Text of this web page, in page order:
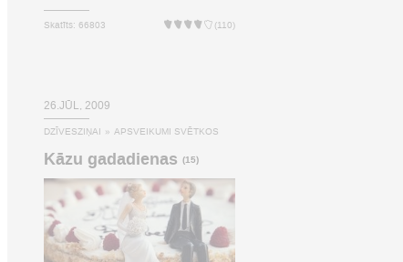
Skatīts: 66803 (110)
26.JŪL, 2009
DZĪVESZIŅAI » APSVEIKUMI SVĒTKOS
Kāzu gadadienas (15)